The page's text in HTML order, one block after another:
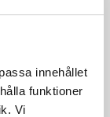
innehållet
funktioner
Vi